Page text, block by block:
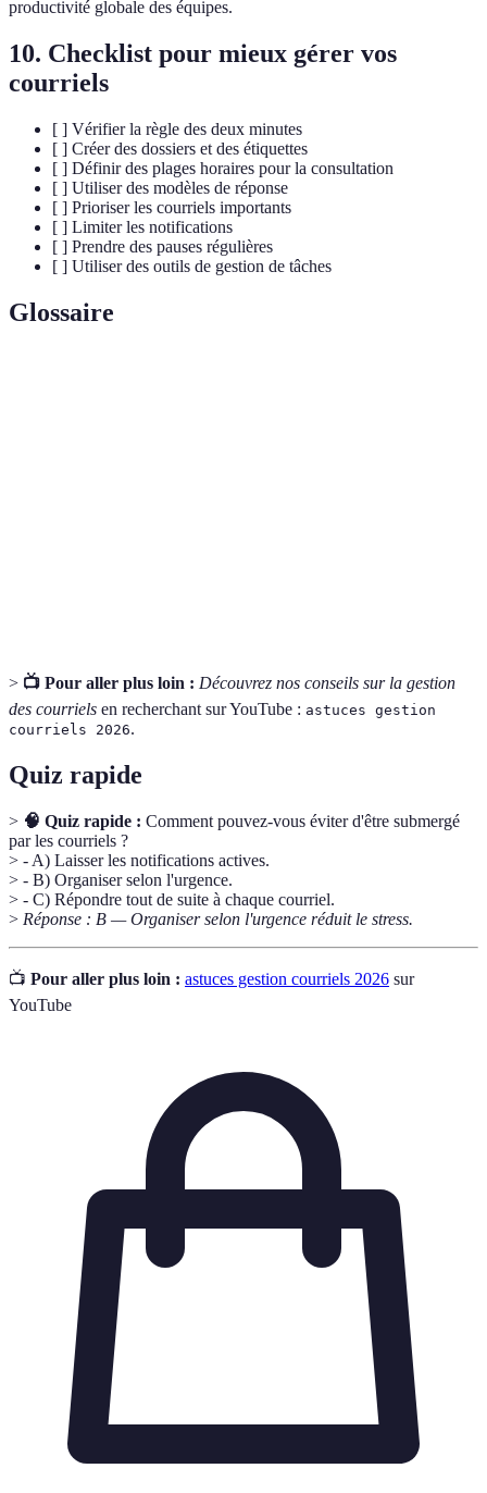
productivité globale des équipes.
10. Checklist pour mieux gérer vos
courriels
[ ] Vérifier la règle des deux minutes
[ ] Créer des dossiers et des étiquettes
[ ] Définir des plages horaires pour la consultation
[ ] Utiliser des modèles de réponse
[ ] Prioriser les courriels importants
[ ] Limiter les notifications
[ ] Prendre des pauses régulières
[ ] Utiliser des outils de gestion de tâches
Glossaire
> 📺 Pour aller plus loin : Découvrez nos conseils sur la gestion
des courriels en recherchant sur YouTube : astuces gestion
courriels 2026.
Quiz rapide
> 🧠 Quiz rapide : Comment pouvez-vous éviter d'être submergé
par les courriels ?
> - A) Laisser les notifications actives.
> - B) Organiser selon l'urgence.
> - C) Répondre tout de suite à chaque courriel.
> Réponse : B — Organiser selon l'urgence réduit le stress.
📺 Pour aller plus loin : astuces gestion courriels 2026 sur
YouTube